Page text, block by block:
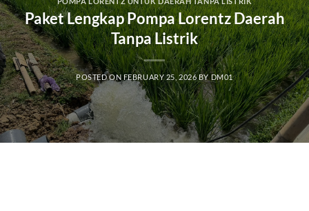
Paket Lengkap Pompa Lorentz Daerah
Tanpa Listrik
POSTED ONFEBRUARY 25, 2026BYDM01